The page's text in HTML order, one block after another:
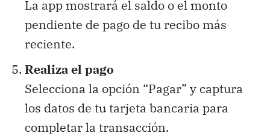
La app mostrará el saldo o el monto
pendiente de pago de tu recibo más
reciente.
Realiza el pago
Selecciona la opción “Pagar” y captura
los datos de tu tarjeta bancaria para
completar la transacción.